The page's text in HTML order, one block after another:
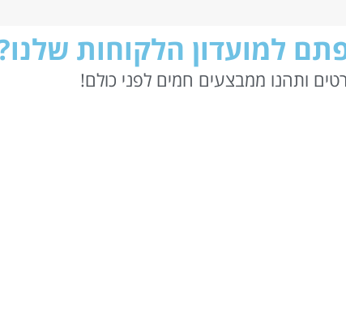
למועדון הלקוחות
ותהנו ממבצעים חמים לפני כולם!